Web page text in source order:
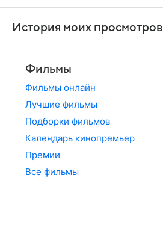
История моих просмотров
Фильмы
Фильмы онлайн
Лучшие фильмы
Подборки фильмов
Календарь кинопремьер
Премии
Все фильмы